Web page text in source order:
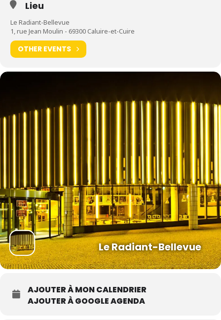
Lieu
Le Radiant-Bellevue
1, rue Jean Moulin - 69300 Caluire-et-Cuire
OTHER EVENTS
Le Radiant-Bellevue
AJOUTER À MON CALENDRIER
AJOUTER À GOOGLE AGENDA